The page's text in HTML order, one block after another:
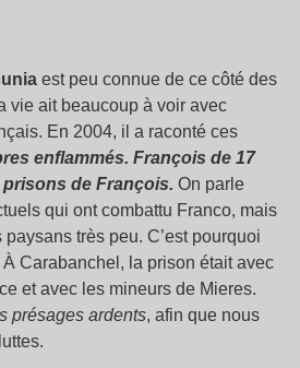
est peu connue de ce côté des
vie ait beaucoup à voir avec
En 2004, il a raconté ces
enflammés. François de 17
de François. On parle
qui ont combattu Franco, mais
très peu. C’est pourquoi
À Carabanchel, la prison était avec
et avec les mineurs de Mieres.
présages ardents, afin que nous